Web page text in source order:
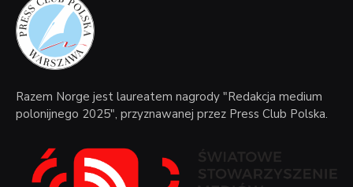
Razem Norge jest laureatem nagrody "Redakcja medium
polonijnego 2025", przyznawanej przez Press Club Polska.